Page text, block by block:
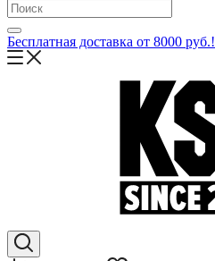
Бесплатная доставка от 8000 руб.!